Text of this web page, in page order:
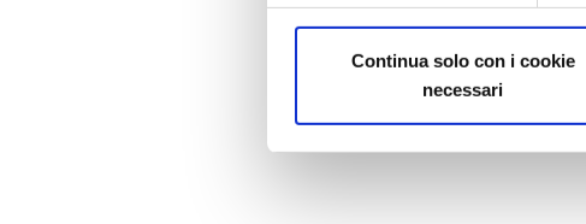
Continua solo con i cookie
necessari